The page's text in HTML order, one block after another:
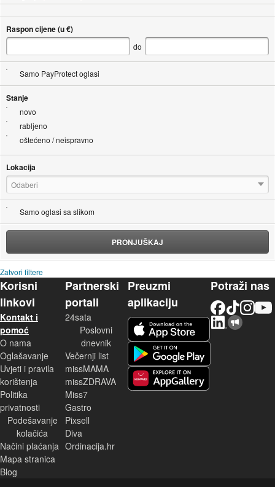
Raspon cijene (u €)
do
Samo PayProtect oglasi
Stanje
novo
rabljeno
oštećeno / neispravno
Lokacija
Odaberi
Samo oglasi sa slikom
PRONJUŠKAJ
Zatvori filtere
Korisni
linkovi
Kontakt i
pomoć
O nama
Oglašavanje
Uvjeti i pravila
korištenja
Politika
privatnosti
Podešavanje
kolačića
Načini plaćanja
Mapa stranica
Blog
Partnerski
portali
24sata
Poslovni
dnevnik
Večernji list
missMAMA
missZDRAVA
Miss7
Gastro
Pixsell
Diva
Ordinacija.hr
Preuzmi
aplikaciju
Potraži nas